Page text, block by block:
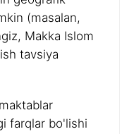
(masalan,
Makka Islom
tavsiya
farqlar bo'lishi